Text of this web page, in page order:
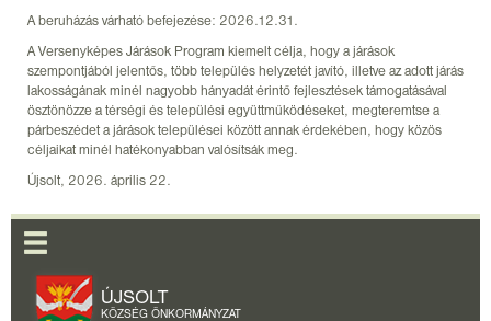
A beruházás várható befejezése: 2026.12.31.
A Versenyképes Járások Program kiemelt célja, hogy a járások
szempontjából jelentős, több település helyzetét javító, illetve az adott járás
lakosságának minél nagyobb hányadát érintő fejlesztések támogatásával
ösztönözze a térségi és települési együttműködéseket, megteremtse a
párbeszédet a járások települései között annak érdekében, hogy közös
céljaikat minél hatékonyabban valósítsák meg.
Újsolt, 2026. április 22.
ÚJSOLT
KÖZSÉG ÖNKORMÁNYZAT